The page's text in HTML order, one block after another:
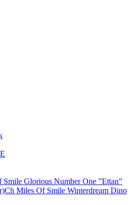
Smile Glorious Number One ”Ettan”
Miles Of Smile Winterdream Dino